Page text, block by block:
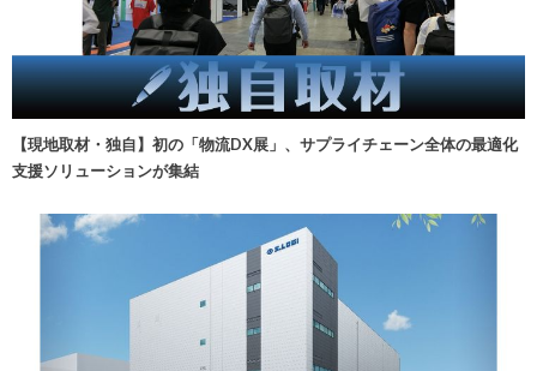
【現地取材・独自】初の「物流DX展」、サプライチェーン全体の最適化
支援ソリューションが集結